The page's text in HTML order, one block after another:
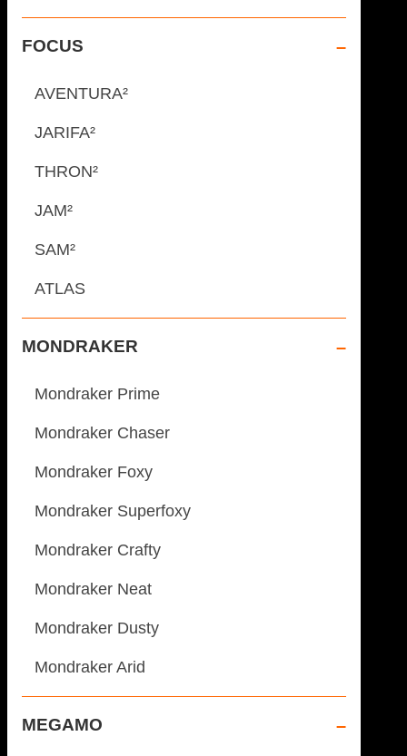
FOCUS
AVENTURA²
JARIFA²
THRON²
JAM²
SAM²
ATLAS
MONDRAKER
Mondraker Prime
Mondraker Chaser
Mondraker Foxy
Mondraker Superfoxy
Mondraker Crafty
Mondraker Neat
Mondraker Dusty
Mondraker Arid
MEGAMO